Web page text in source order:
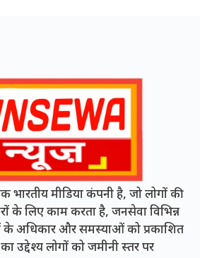
मीडिया कंपनी है, जो लोगों की
के लिए काम करता है, जनसेवा विभिन्न
के अधिकार और समस्याओं को प्रकाशित
उद्देश्य लोगों को जमीनी स्तर पर